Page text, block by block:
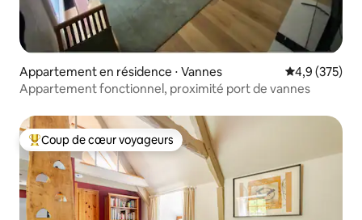
Appartement en résidence ⋅ Vannes Évaluation
4,9 (375)
Appartement fonctionnel, proximité port de vannes
Coups de cœur voyageurs les plus appréciés
Coup de cœur voyageurs